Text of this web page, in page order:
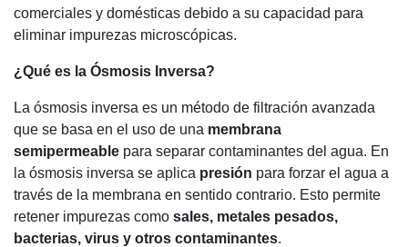
comerciales y domésticas debido a su capacidad para
eliminar impurezas microscópicas.
¿Qué es la Ósmosis Inversa?
La ósmosis inversa es un método de filtración avanzada
que se basa en el uso de una membrana
semipermeable para separar contaminantes del agua. En
la ósmosis inversa se aplica presión para forzar el agua a
través de la membrana en sentido contrario. Esto permite
retener impurezas como sales, metales pesados,
bacterias, virus y otros contaminantes.